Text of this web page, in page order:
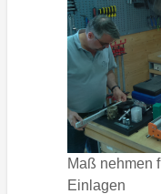
Maß nehmen
Einlagen